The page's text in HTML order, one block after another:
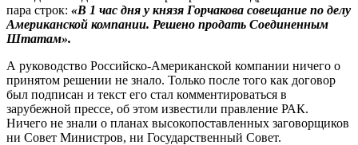
пара строк: «В 1 час дня у князя Горчакова совещание по делу
Американской компании. Решено продать Соединенным
Штатам».
А руководство Российско-Американской компании ничего о
принятом решении не знало. Только после того как договор
был подписан и текст его стал комментироваться в
зарубежной прессе, об этом известили правление РАК.
Ничего не знали о планах высокопоставленных заговорщиков
ни Совет Министров, ни Государственный Совет.